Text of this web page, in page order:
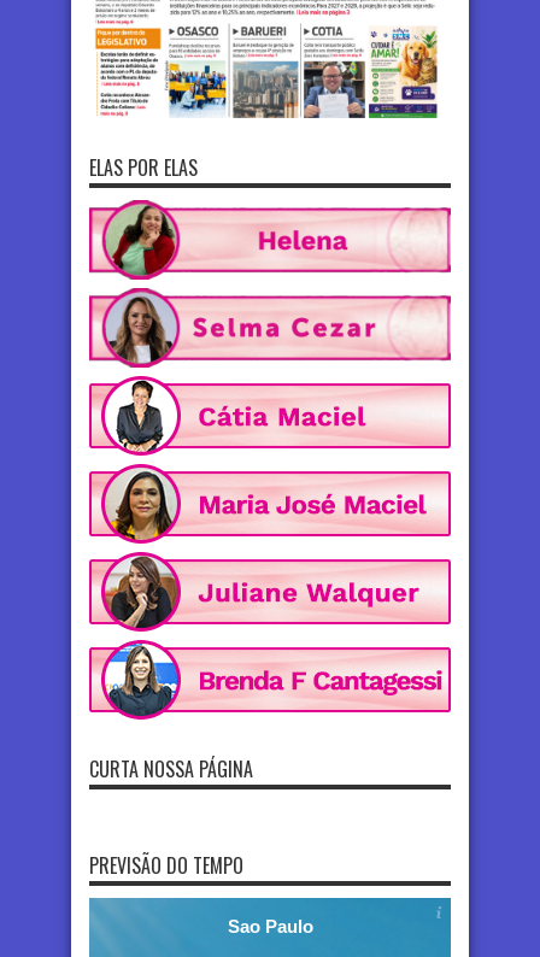
ELAS POR ELAS
CURTA NOSSA PÁGINA
PREVISÃO DO TEMPO
Sao Paulo